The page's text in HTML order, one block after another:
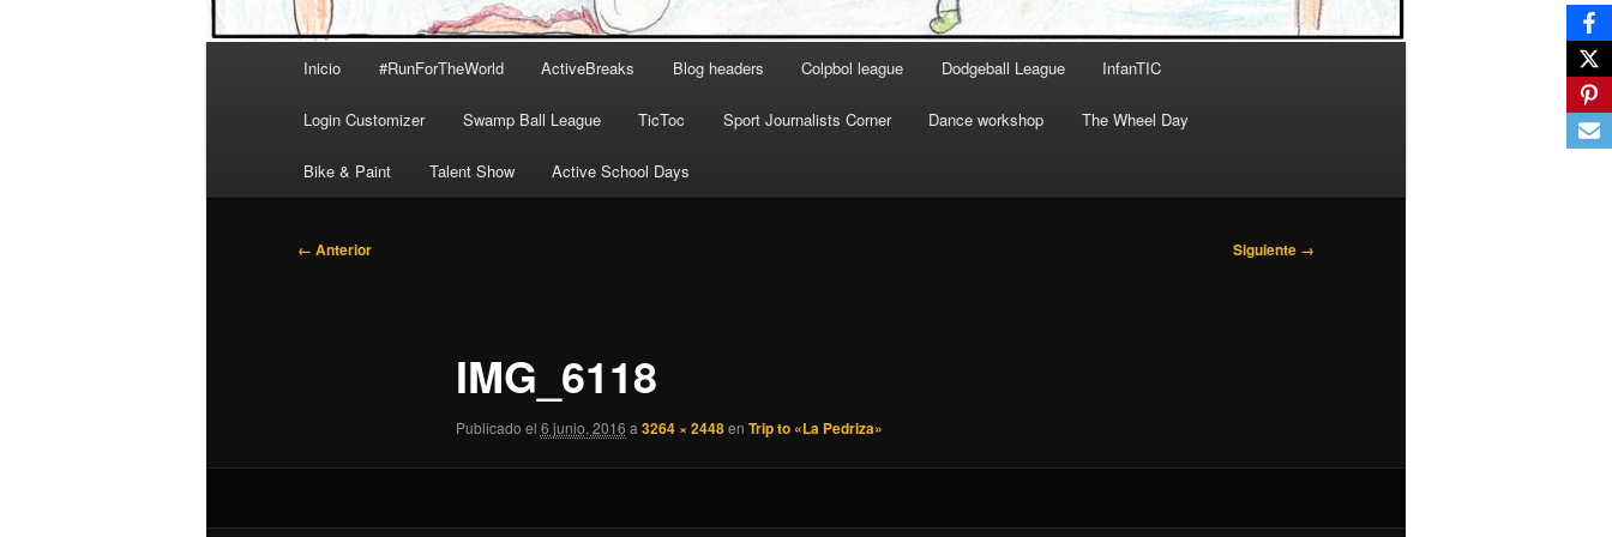
Inicio #RunForTheWorld ActiveBreaks Blog headers Colpbol league Dodgeball League InfanTIC
Login Customizer Swamp Ball League TicToc Sport Journalists Corner Dance workshop The Wheel Day
Bike & Paint Talent Show Active School Days
Navegador
← Anterior Siguiente →
IMG_6118
Publicado el 6 junio, 2016 a 3264 × 2448en Trip to «La Pedriza»